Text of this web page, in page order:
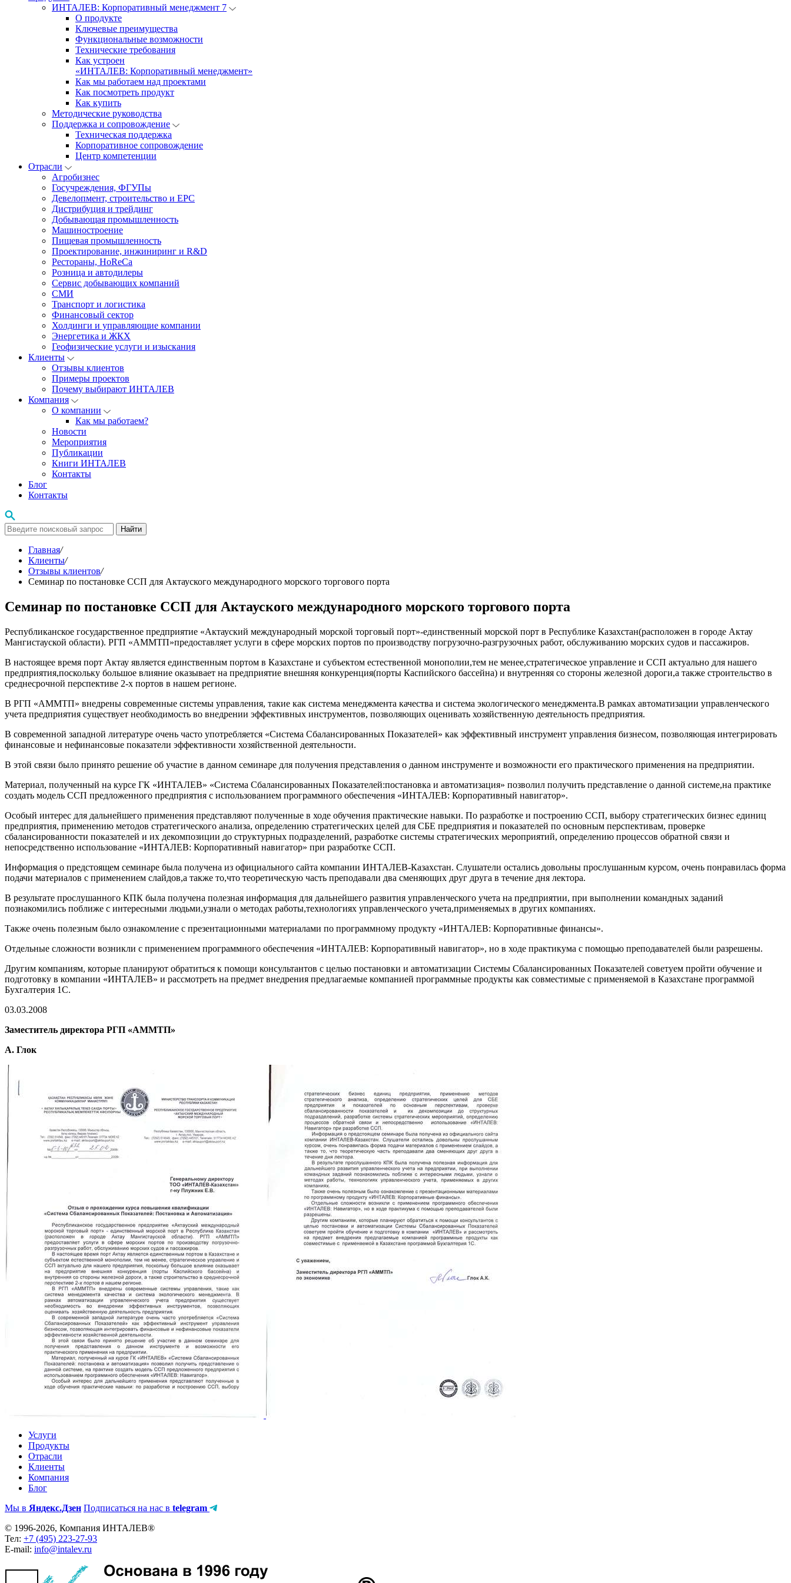
ИНТАЛЕВ: Корпоративный менеджмент 7
О продукте
Ключевые преимущества
Функциональные возможности
Технические требования
Как устроен
«ИНТАЛЕВ: Корпоративный менеджмент»
Как мы работаем над проектами
Как посмотреть продукт
Как купить
Методические руководства
Поддержка и сопровождение
Техническая поддержка
Корпоративное сопровождение
Центр компетенции
Отрасли
Агробизнес
Госучреждения, ФГУПы
Девелопмент, строительство и EPC
Дистрибуция и трейдинг
Добывающая промышленность
Машиностроение
Пищевая промышленность
Проектирование, инжиниринг и R&D
Рестораны, HoReCa
Розница и автодилеры
Сервис добывающих компаний
СМИ
Транспорт и логистика
Финансовый сектор
Холдинги и управляющие компании
Энергетика и ЖКХ
Геофизические услуги и изыскания
Клиенты
Отзывы клиентов
Примеры проектов
Почему выбирают ИНТАЛЕВ
Компания
О компании
Как мы работаем?
Новости
Мероприятия
Публикации
Книги ИНТАЛЕВ
Контакты
Блог
Контакты
Найти
Главная/
Клиенты/
Отзывы клиентов/
Семинар по постановке ССП для Актауского международного морского торгового порта
Семинар по постановке ССП для Актауского международного морского торгового порта
Республиканское государственное предприятие «Актауский международный морской торговый порт»-единственный морской порт в Республике Казахстан(расположен в городе Актау
Мангистауской области). РГП «АММТП»предоставляет услуги в сфере морских портов по производству погрузочно-разгрузочных работ, обслуживанию морских судов и пассажиров.
В настоящее время порт Актау является единственным портом в Казахстане и субъектом естественной монополии,тем не менее,стратегическое управление и ССП актуально для нашего
предприятия,поскольку большое влияние оказывает на предприятие внешняя конкуренция(порты Каспийского бассейна) и внутренняя со стороны железной дороги,а также строительство в
среднесрочной перспективе 2-х портов в нашем регионе.
В РГП «АММТП» внедрены современные системы управления, такие как система менеджмента качества и система экологического менеджмента.В рамках автоматизации управленческого
учета предприятия существует необходимость во внедрении эффективных инструментов, позволяющих оценивать хозяйственную деятельность предприятия.
В современной западной литературе очень часто употребляется «Система Сбалансированных Показателей» как эффективный инструмент управления бизнесом, позволяющая интегрировать
финансовые и нефинансовые показатели эффективности хозяйственной деятельности.
В этой связи было принято решение об участие в данном семинаре для получения представления о данном инструменте и возможности его практического применения на предприятии.
Материал, полученный на курсе ГК «ИНТАЛЕВ» «Система Сбалансированных Показателей:постановка и автоматизация» позволил получить представление о данной системе,на практике
создать модель ССП предложенного предприятия с использованием программного обеспечения «ИНТАЛЕВ: Корпоративный навигатор».
Особый интерес для дальнейшего применения представляют полученные в ходе обучения практические навыки. По разработке и построению ССП, выбору стратегических бизнес единиц
предприятия, применению методов стратегического анализа, определению стратегических целей для СБЕ предприятия и показателей по основным перспективам, проверке
сбалансированности показателей и их декомпозиции до структурных подразделений, разработке системы стратегических мероприятий, определению процессов обратной связи и
непосредственно использование «ИНТАЛЕВ: Корпоративный навигатор» при разработке ССП.
Информация о предстоящем семинаре была получена из официального сайта компании ИНТАЛЕВ-Казахстан. Слушатели остались довольны прослушанным курсом, очень понравилась форма
подачи материалов с применением слайдов,а также то,что теоретическую часть преподавали два сменяющих друг друга в течение дня лектора.
В результате прослушанного КПК была получена полезная информация для дальнейшего развития управленческого учета на предприятии, при выполнении командных заданий
познакомились поближе с интересными людьми,узнали о методах работы,технологиях управленческого учета,применяемых в других компаниях.
Также очень полезным было ознакомление с презентационными материалами по программному продукту «ИНТАЛЕВ: Корпоративные финансы».
Отдельные сложности возникли с применением программного обеспечения «ИНТАЛЕВ: Корпоративный навигатор», но в ходе практикума с помощью преподавателей были разрешены.
Другим компаниям, которые планируют обратиться к помощи консультантов с целью постановки и автоматизации Системы Сбалансированных Показателей советуем пройти обучение и
подготовку в компании «ИНТАЛЕВ» и рассмотреть на предмет внедрения предлагаемые компанией программные продукты как совместимые с применяемой в Казахстане программой
Бухгалтерия 1С.
03.03.2008
Заместитель директора РГП «АММТП»
А. Глок
Услуги
Продукты
Отрасли
Клиенты
Компания
Блог
Мы в Яндекс.Дзен Подписаться на нас в telegram
© 1996-2026, Компания ИНТАЛЕВ®
Тел: +7 (495) 223-27-93
E-mail: info@intalev.ru